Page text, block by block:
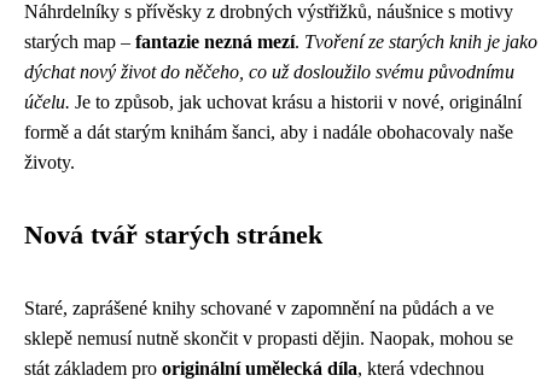
Náhrdelníky s přívěsky z drobných výstřižků, náušnice s motivy
starých map – fantazie nezná mezí. Tvoření ze starých knih je jako
dýchat nový život do něčeho, co už dosloužilo svému původnímu
účelu. Je to způsob, jak uchovat krásu a historii v nové, originální
formě a dát starým knihám šanci, aby i nadále obohacovaly naše
životy.
Nová tvář starých stránek
Staré, zaprášené knihy schované v zapomnění na půdách a ve
sklepě nemusí nutně skončit v propasti dějin. Naopak, mohou se
stát základem pro originální umělecká díla, která vdechnou